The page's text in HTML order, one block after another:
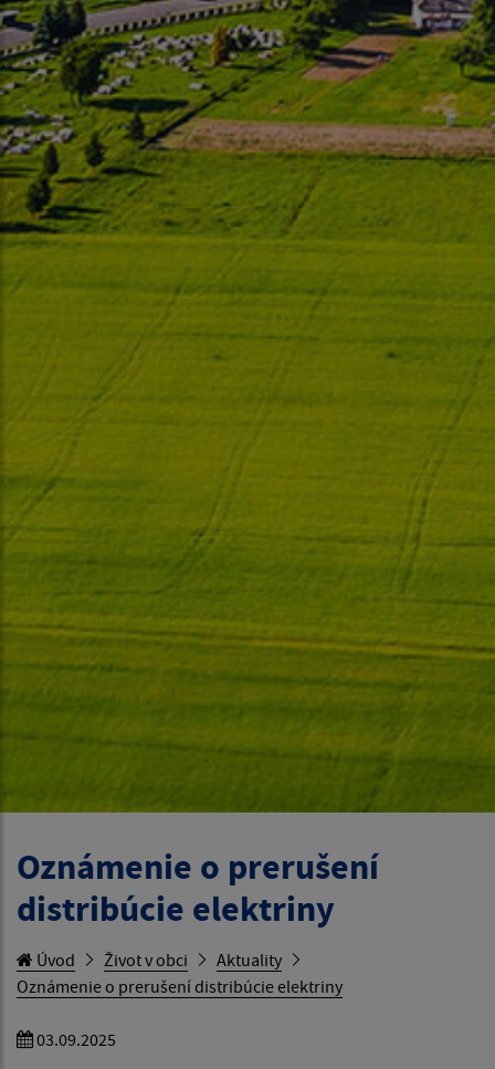
Oznámenie o prerušení
distribúcie elektriny
Úvod Život v obci
Aktuality
Oznámenie o prerušení distribúcie elektriny
03.09.2025